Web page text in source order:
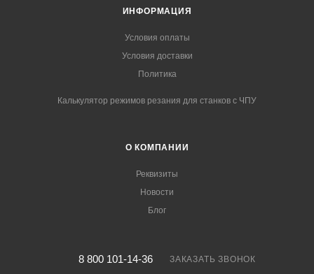
ИНФОРМАЦИЯ
Условия оплаты
Условия доставки
Политика
Калькулятор режимов резания для станков с ЧПУ
О КОМПАНИИ
Реквизиты
Новости
Блог
8 800 101-14-36 ЗАКАЗАТЬ ЗВОНОК